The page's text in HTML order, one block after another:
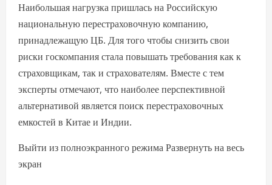
Наибольшая нагрузка пришлась на Российскую
национальную перестраховочную компанию,
принадлежащую ЦБ. Для того чтобы снизить свои
риски госкомпания стала повышать требования как к
страховщикам, так и страхователям. Вместе с тем
эксперты отмечают, что наиболее перспективной
альтернативой является поиск перестраховочных
емкостей в Китае и Индии.
Выйти из полноэкранного режима Развернуть на весь
экран